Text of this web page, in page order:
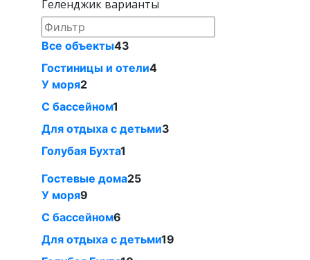
Геленджик варианты
Все объекты43
Гостиницы и отели4
У моря2
С бассейном1
Для отдыха с детьми3
Голубая Бухта1
Гостевые дома25
У моря9
С бассейном6
Для отдыха с детьми19